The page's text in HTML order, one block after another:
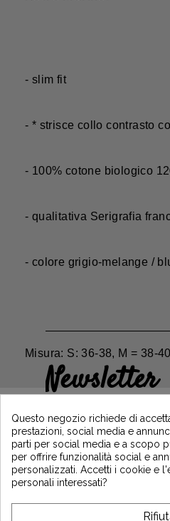
- slim fit
- * strisce collo contrasto
- 100% cotone biologico
- qualitativa Serigrafia
- colore grigio-melange /
Misura: S: 36-38, M = 38-
Newsletter
iscrivendoti e resta
notizie di Vintage Motors
*Dès 99€ d'achat. En vous abonnant à notre
l'acceptez.
Questo negozio richiede di
prestazioni, social media e
parti per social media e a scopo
per offrire funzionalità social e
personalizzati. Accetti i cookie e
personali interessati?